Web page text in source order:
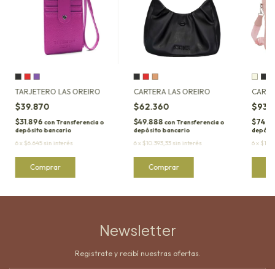
TARJETERO LAS OREIRO
$39.870
$31.896 con Transferencia o
depósito bancario
6x $6.645 sin interés
Comprar
CARTERA LAS OREIRO
$62.360
$49.888 conTransferencia o
depósito bancario
6x $10.393,33 sin interés
Comprar
6x
Newsletter
Registrate y recibí nuestras ofertas.